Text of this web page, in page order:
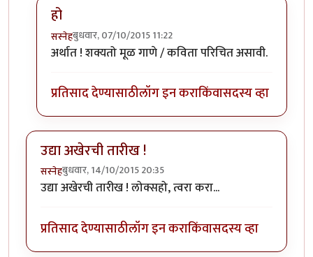
हो
सस्नेहबुधवार, 07/10/2015 11:22
In reply toविडंबन मध्ये कविता/गाणे यांचेbyनीलमोहर
अर्थात ! शक्यतो मूळ गाणे / कविता परिचित असावी.
प्रतिसाद देण्यासाठीलॉग इन कराकिंवासदस्य व्हा
उद्या अखेरची तारीख !
सस्नेहबुधवार, 14/10/2015 20:35
उद्या अखेरची तारीख ! लोक्सहो, त्वरा करा...
प्रतिसाद देण्यासाठीलॉग इन कराकिंवासदस्य व्हा